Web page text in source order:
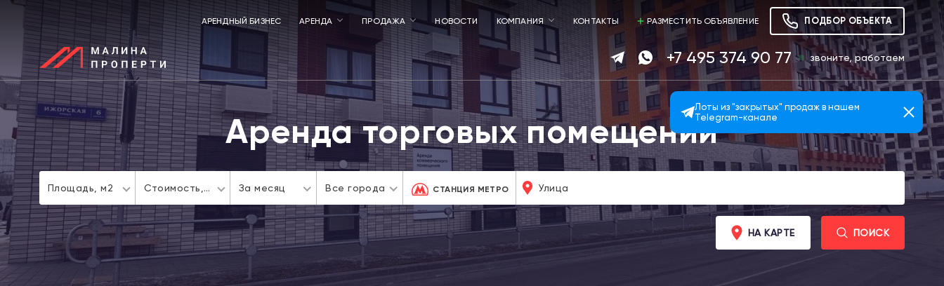
АРЕНДНЫЙ БИЗНЕС АРЕНДА ПРОДАЖА НОВОСТИ КОМПАНИЯ КОНТАКТЫ РАЗМЕСТИТЬ ОБЪЯВЛЕНИЕ ПОДБОР ОБЪЕКТА
+7 495 374 90 77 звоните, работаем
Аренда торговых помещений
Площадь, м2 Стоимость, За месяц Все города СТАНЦИЯ МЕТРО
НА КАРТЕ ПОИСК
Лоты из "закрытых" продаж в нашем
Telegram-канале